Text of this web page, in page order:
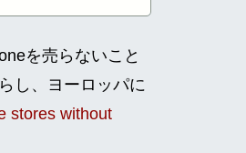
を売らないこと
し、ヨーロッパに
stores without